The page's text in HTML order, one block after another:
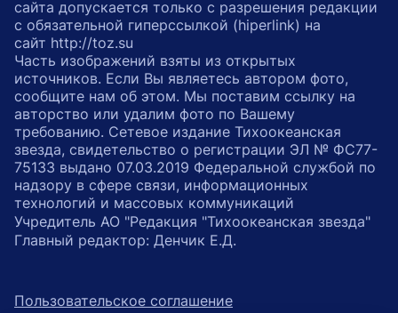
сайта допускается только с разрешения редакции
с обязательной гиперссылкой (hiperlink) на
сайт http://toz.su
Часть изображений взяты из открытых
источников. Если Вы являетесь автором фото,
сообщите нам об этом. Мы поставим ссылку на
авторство или удалим фото по Вашему
требованию. Сетевое издание Тихоокеанская
звезда, свидетельство о регистрации ЭЛ № ФС77-
75133 выдано 07.03.2019 Федеральной службой по
надзору в сфере связи, информационных
технологий и массовых коммуникаций
Учредитель АО "Редакция "Тихоокеанская звезда"
Главный редактор: Денчик Е.Д.
Пользовательское соглашение